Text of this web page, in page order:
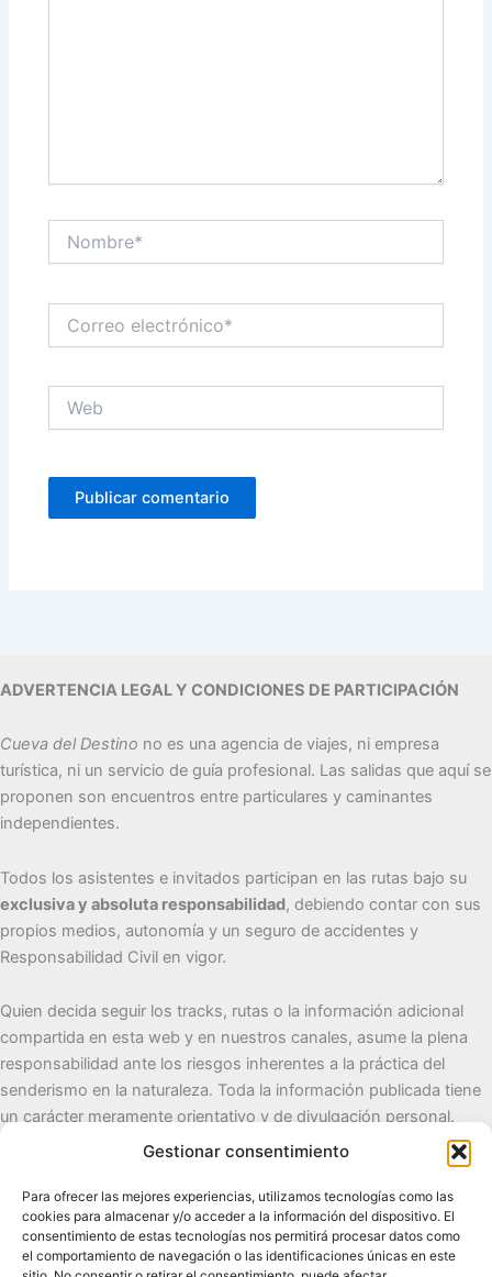
Gestionar consentimiento
Para ofrecer las mejores experiencias, utilizamos tecnologías como las
cookies para almacenar y/o acceder a la información del dispositivo. El
consentimiento de estas tecnologías nos permitirá procesar datos como
el comportamiento de navegación o las identificaciones únicas en este
electrónico*
ADVERTENCIA LEGAL Y CONDICIONES DE PARTICIPACIÓN
Cueva del Destino no es una agencia de viajes, ni empresa
turística, ni un servicio de guía profesional. Las salidas que aquí se
proponen son encuentros entre particulares y caminantes
independientes.
Todos los asistentes e invitados participan en las rutas bajo su
exclusiva y absoluta responsabilidad, debiendo contar con sus
propios medios, autonomía y un seguro de accidentes y
Responsabilidad Civil en vigor.
Quien decida seguir los tracks, rutas o la información adicional
compartida en esta web y en nuestros canales, asume la plena
responsabilidad ante los riesgos inherentes a la práctica del
senderismo en la naturaleza. Toda la información publicada tiene
un carácter meramente orientativo y de divulgación personal.
Senderismo de autor, naturaleza y pueblos con alma.